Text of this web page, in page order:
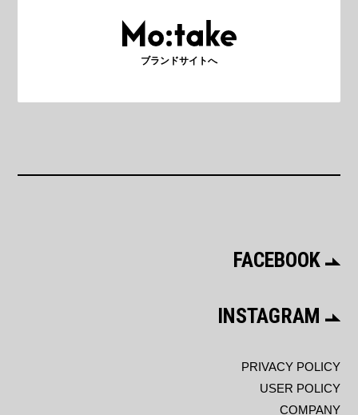
ブランドサイトへ
FACEBOOK
INSTAGRAM
PRIVACY POLICY
USER POLICY
COMPANY